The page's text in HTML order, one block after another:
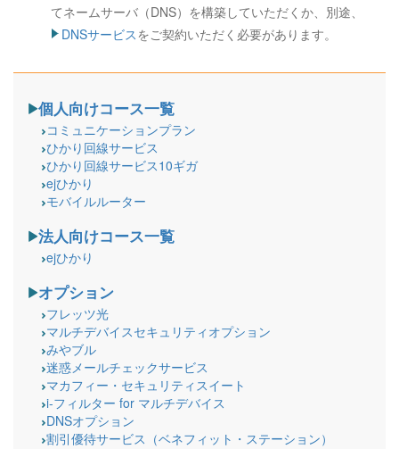
てネームサーバ（DNS）を構築していただくか、別途、
DNSサービスをご契約いただく必要があります。
個人向けコース一覧
コミュニケーションプラン
ひかり回線サービス
ひかり回線サービス10ギガ
ejひかり
モバイルルーター
法人向けコース一覧
ejひかり
オプション
フレッツ光
マルチデバイスセキュリティオプション
みやブル
迷惑メールチェックサービス
マカフィー・セキュリティスイート
i-フィルター for マルチデバイス
DNSオプション
割引優待サービス（ベネフィット・ステーション）